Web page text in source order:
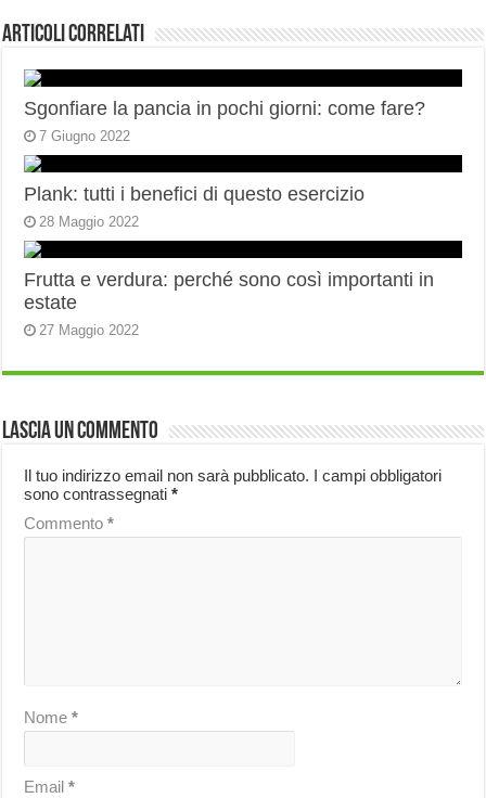
Articoli correlati
Sgonfiare la pancia in pochi giorni: come fare?
7 Giugno 2022
Plank: tutti i benefici di questo esercizio
28 Maggio 2022
Frutta e verdura: perché sono così importanti in
estate
27 Maggio 2022
Lascia un commento
Il tuo indirizzo email non sarà pubblicato. I campi obbligatori
sono contrassegnati*
Commento*
Nome*
Email*